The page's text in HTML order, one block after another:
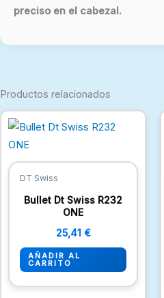
preciso en el cabezal.
Productos relacionados
DT Swiss
Bullet Dt Swiss R232
ONE
25,41 €
AÑADIR AL
CARRITO